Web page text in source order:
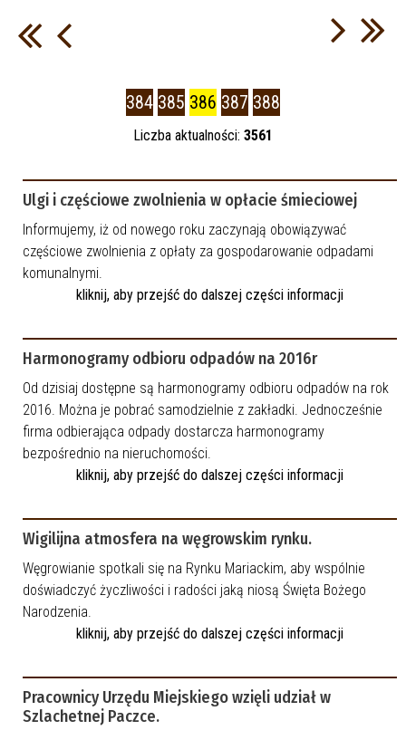
—
384 385 386 387 388
Liczba aktualności: 3561
Ulgi i częściowe zwolnienia w opłacie śmieciowej
Informujemy, iż od nowego roku zaczynają obowiązywać
częściowe zwolnienia z opłaty za gospodarowanie odpadami
komunalnymi.
kliknij, aby przejść do dalszej części informacji
Harmonogramy odbioru odpadów na 2016r
Od dzisiaj dostępne są harmonogramy odbioru odpadów na rok
2016. Można je pobrać samodzielnie z zakładki. Jednocześnie
firma odbierająca odpady dostarcza harmonogramy
bezpośrednio na nieruchomości.
kliknij, aby przejść do dalszej części informacji
Wigilijna atmosfera na węgrowskim rynku.
Węgrowianie spotkali się na Rynku Mariackim, aby wspólnie
doświadczyć życzliwości i radości jaką niosą Święta Bożego
Narodzenia.
kliknij, aby przejść do dalszej części informacji
Pracownicy Urzędu Miejskiego wzięli udział w
Szlachetnej Paczce.